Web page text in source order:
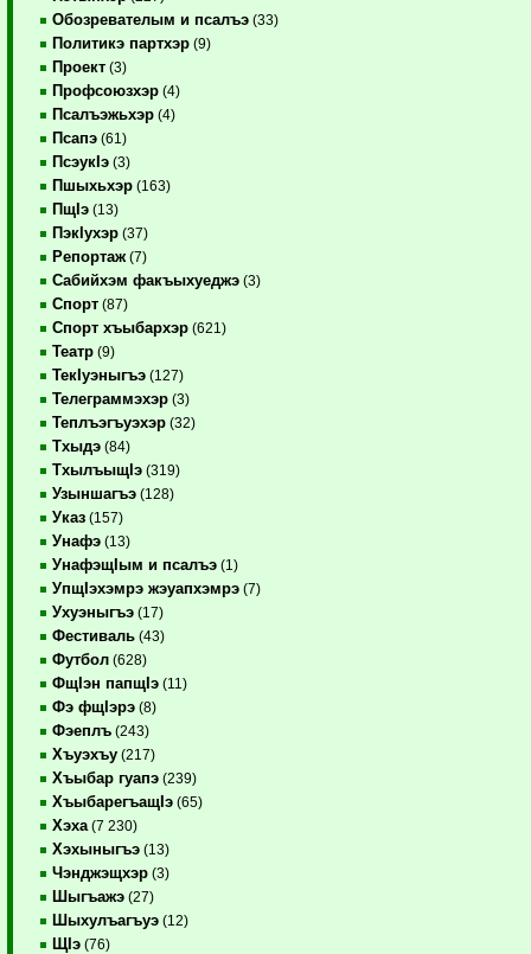
Обозревателым и псалъэ (33)
Политикэ партхэр (9)
Проект (3)
Профсоюзхэр (4)
Псалъэжьхэр (4)
Псапэ (61)
ПсэукIэ (3)
Пшыхьхэр (163)
ПщIэ (13)
ПэкIухэр (37)
Репортаж (7)
Сабийхэм факъыхуеджэ (3)
Спорт (87)
Спорт хъыбархэр (621)
Театр (9)
ТекIуэныгъэ (127)
Телеграммэхэр (3)
Теплъэгъуэхэр (32)
Тхыдэ (84)
ТхылъыщIэ (319)
Узыншагъэ (128)
Указ (157)
Унафэ (13)
УнафэщIым и псалъэ (1)
УпщIэхэмрэ жэуапхэмрэ (7)
Ухуэныгъэ (17)
Фестиваль (43)
Футбол (628)
ФщIэн папщIэ (11)
Фэ фщIэрэ (8)
Фэеплъ (243)
Хъуэхъу (217)
Хъыбар гуапэ (239)
ХъыбарегъащIэ (65)
Хэха (7 230)
Хэхыныгъэ (13)
Чэнджэщхэр (3)
Шыгъажэ (27)
Шыхулъагъуэ (12)
ЩIэ (76)